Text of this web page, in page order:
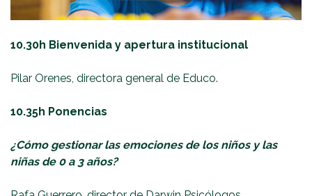
10.30h Bienvenida y apertura institucional
Pilar Orenes, directora general de Educo.
10.35h Ponencias
¿Cómo gestionar las emociones de los niños y las
niñas de 0 a 3 años?